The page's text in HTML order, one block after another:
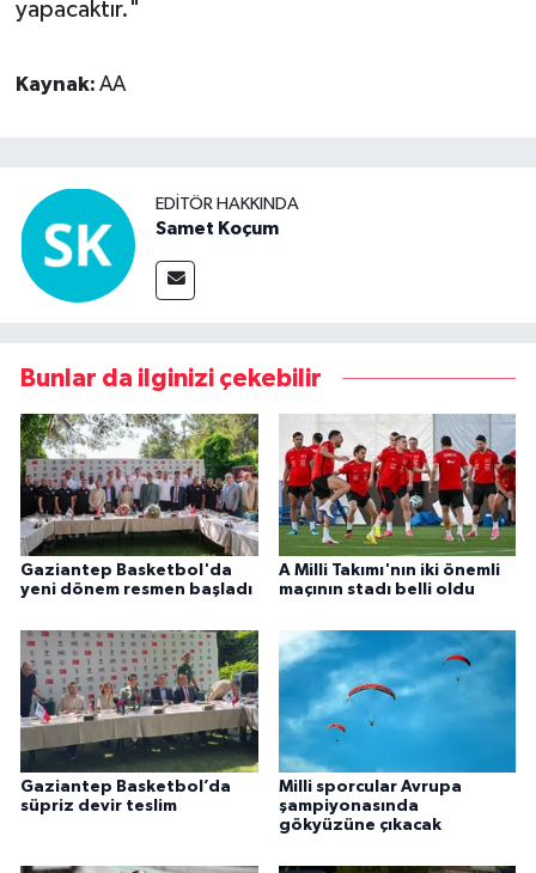
yapacaktır."
Kaynak: AA
EDITÖR HAKKINDA
Samet Koçum
Bunlar da ilginizi çekebilir
Gaziantep Basketbol'da
yeni dönem resmen başladı
A Milli Takımı'nın iki önemli
maçının stadı belli oldu
Gaziantep Basketbol’da
süpriz devir teslim
Milli sporcular Avrupa
şampiyonasında
gökyüzüne çıkacak